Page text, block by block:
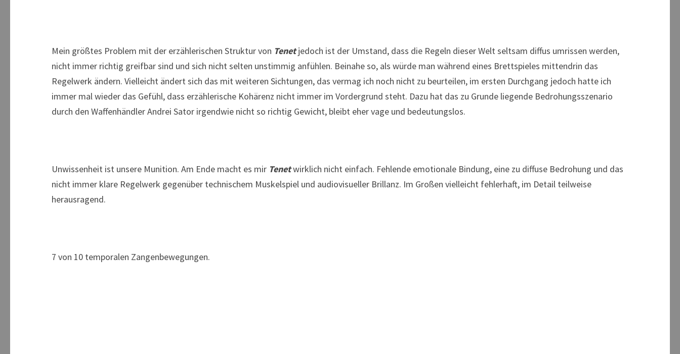
Mein größtes Problem mit der erzählerischen Struktur von Tenetjedoch ist der Umstand, dass die Regeln dieser Welt seltsam diffus umrissen werden,
nicht immer richtig greifbar sind und sich nicht selten unstimmig anfühlen. Beinahe so, als würde man während eines Brettspieles mittendrin das
Regelwerk ändern. Vielleicht ändert sich das mit weiteren Sichtungen, das vermag ich noch nicht zu beurteilen, im ersten Durchgang jedoch hatte ich
immer mal wieder das Gefühl, dass erzählerische Kohärenz nicht immer im Vordergrund steht. Dazu hat das zu Grunde liegende Bedrohungsszenario
durch den Waffenhändler Andrei Sator irgendwie nicht so richtig Gewicht, bleibt eher vage und bedeutungslos.
Unwissenheit ist unsere Munition. Am Ende macht es mir Tenetwirklich nicht einfach. Fehlende emotionale Bindung, eine zu diffuse Bedrohung und das
nicht immer klare Regelwerk gegenüber technischem Muskelspiel und audiovisueller Brillanz. Im Großen vielleicht fehlerhaft, im Detail teilweise
herausragend.
7 von 10 temporalen Zangenbewegungen.